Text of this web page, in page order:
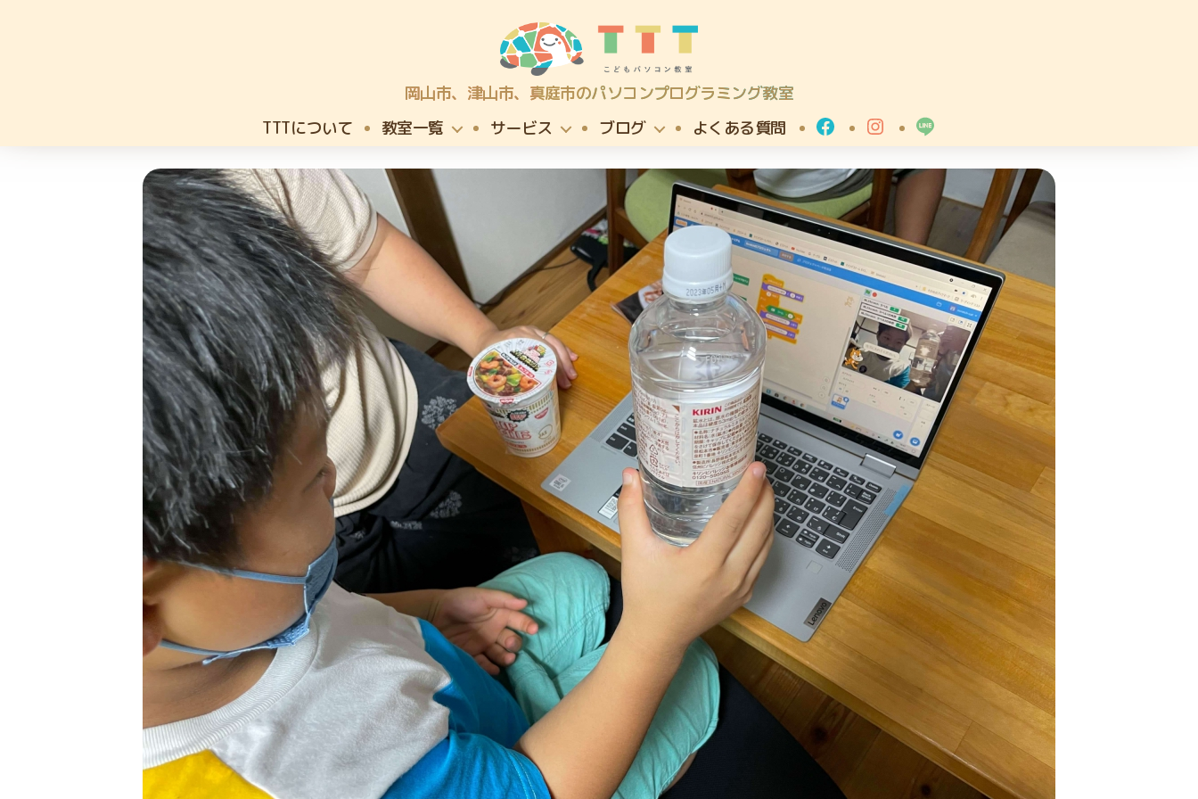
TTT
こ
ど
パ
グ
ラ
ミ
ン
グ
教
室
岡山市、津山市、真庭市のパソコンプログラミング教室
TTTについて
教室一覧 サービス ブログ よくある質問 FacebookInstagram
LINE